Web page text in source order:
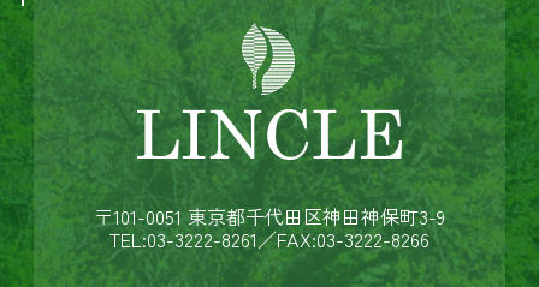
〒101-0051 東京都千代田区神田神保町3-9
TEL:03-3222-8261／FAX:03-3222-8266